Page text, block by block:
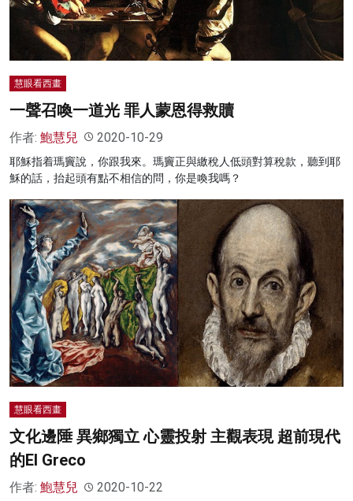
慧眼看西畫
一聲召喚一道光 罪人蒙恩得救贖
作者: 鮑慧兒 2020-10-29
耶穌指着瑪竇說，你跟我來。瑪竇正與繳稅人低頭對算稅款，聽到耶
穌的話，抬起頭有點不相信的問，你是喚我嗎？
慧眼看西畫
文化邊陲 異鄉獨立 心靈投射 主觀表現 超前現代
的El Greco
作者: 鮑慧兒 2020-10-22